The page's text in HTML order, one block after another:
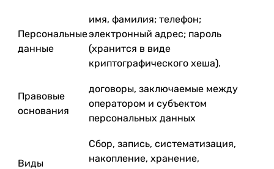
Персональные
данные
имя, фамилия; телефон;
электронный адрес; пароль
(хранится в виде
криптографического хеша).
Правовые
основания
договоры, заключаемые между
оператором и субъектом
персональных данных
Виды
Сбор, запись, систематизация,
накопление, хранение,